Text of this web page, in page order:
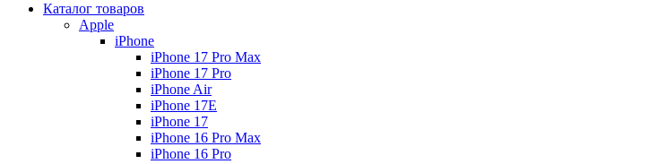
Каталог товаров
Apple
iPhone
iPhone 17 Pro Max
iPhone 17 Pro
iPhone Air
iPhone 17E
iPhone 17
iPhone 16 Pro Max
iPhone 16 Pro